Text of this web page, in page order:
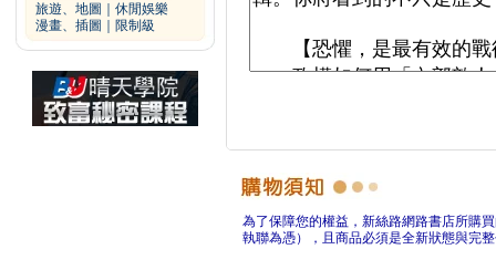
旅遊、地圖
休閒娛樂
漫畫、插圖
限制級
為了保障您的權益，新絲路網路書店所購
執聯為憑），且商品必須是全新狀態與完